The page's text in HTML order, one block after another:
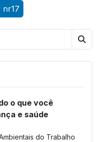
nr17
o que você
e saúde
do Trabalho